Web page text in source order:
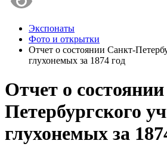
Экспонаты
Фото и открытки
Отчет о состоянии Санкт-
глухонемых за 1874 год
Отчет о
Петербургского
глухонемых за